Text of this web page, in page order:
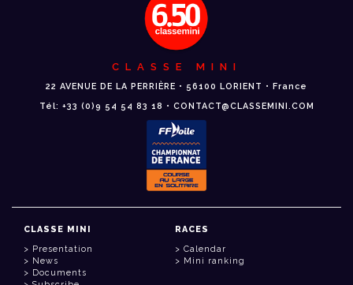
CLASSE MINI
22 AVENUE DE LA PERRIÈRE • 56100 LORIENT • France
Tél: +33 (0)9 54 54 83 18 • CONTACT@CLASSEMINI.COM
CLASSE MINI
Presentation
News
Documents
RACES
Calendar
Mini ranking